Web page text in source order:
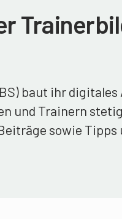
baut ihr digitales
und Trainern
sowie